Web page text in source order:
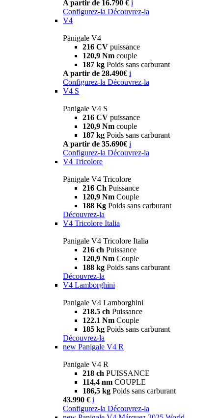
A partir de 16.790 € i
Configurez-la Découvrez-la
V4
Panigale V4
216 CV puissance
120,9 Nm couple
187 kg Poids sans carburant
A partir de 28.490€ i
Configurez-la Découvrez-la
V4 S
Panigale V4 S
216 CV puissance
120,9 Nm couple
187 kg Poids sans carburant
A partir de 35.690€ i
Configurez-la Découvrez-la
V4 Tricolore
Panigale V4 Tricolore
216 Ch Puissance
120,9 Nm Couple
188 Kg Poids sans carburant
Découvrez-la
V4 Tricolore Italia
Panigale V4 Tricolore Italia
216 ch Puissance
120,9 Nm Couple
188 kg Poids sans carburant
Découvrez-la
V4 Lamborghini
Panigale V4 Lamborghini
218.5 ch Puissance
122.1 Nm Couple
185 kg Poids sans carburant
Découvrez-la
new Panigale V4 R
Panigale V4 R
218 ch PUISSANCE
114,4 nm COUPLE
186,5 kg Poids sans carburant
43.990 € i
Configurez-la Découvrez-la